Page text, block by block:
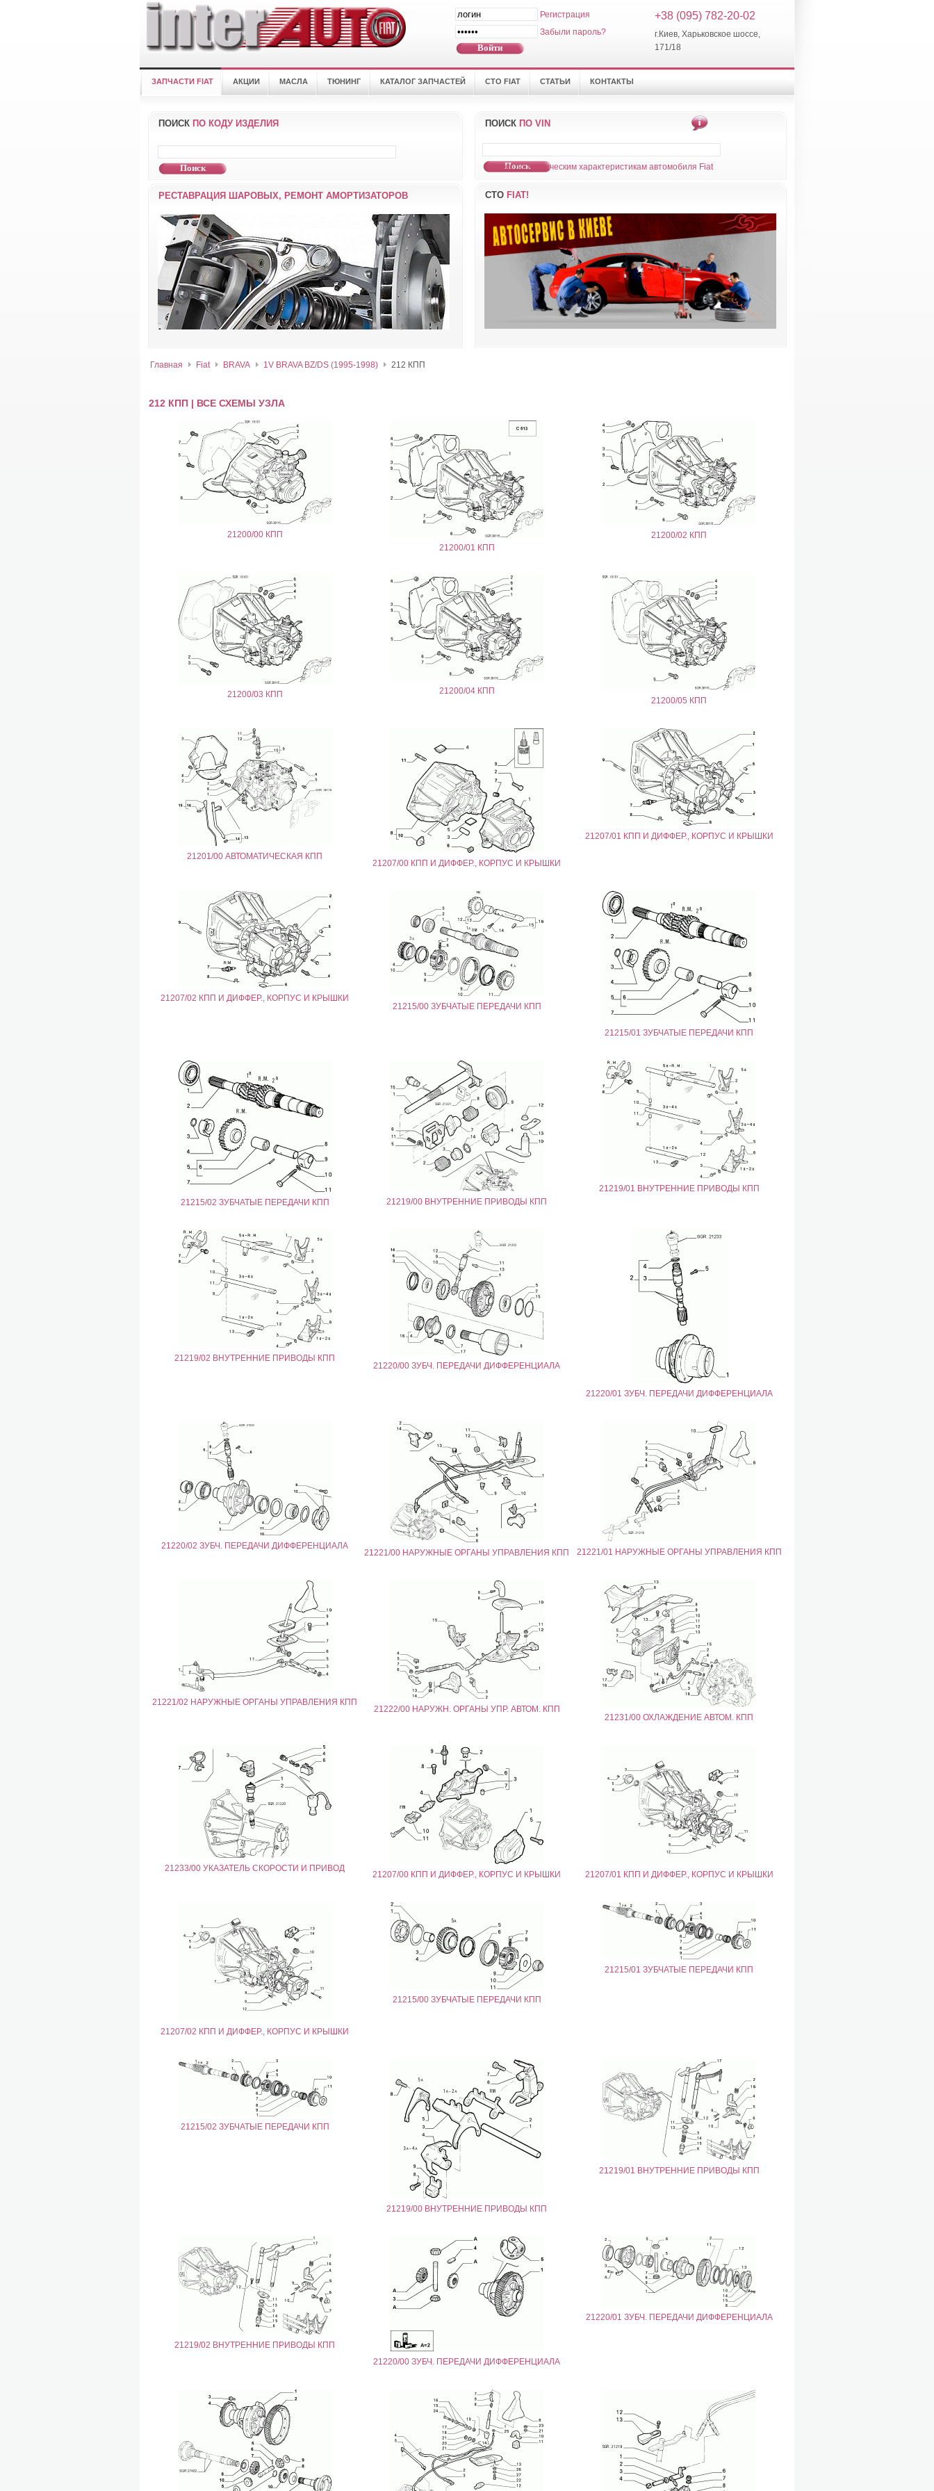
Регистрация
Забыли пароль?
+38 (095) 782-20-02
г.Киев, Харьковское шоссе,
171/18
ЗАПЧАСТИ FIAT АКЦИИ МАСЛА ТЮНИНГ КАТАЛОГ ЗАПЧАСТЕЙ СТО FIAT СТАТЬИ КОНТАКТЫ
ПОИСК ПО КОДУ ИЗДЕЛИЯ
РЕСТАВРАЦИЯ ШАРОВЫХ, РЕМОНТ АМОРТИЗАТОРОВ
ПОИСК ПО VIN
Поиск по техническим характеристикам автомобиля Fiat
СТО FIAT!
Главная Fiat BRAVA 1V BRAVA BZ/DS (1995-1998) 212 КПП
212 КПП | ВСЕ СХЕМЫ УЗЛА
21200/00 КПП
21200/01 КПП
21200/02 КПП
21200/03 КПП
21200/04 КПП
21200/05 КПП
21201/00 АВТОМАТИЧЕСКАЯ КПП
21207/00 КПП И ДИФФЕР., КОРПУС И КРЫШКИ
21207/01 КПП И ДИФФЕР., КОРПУС И КРЫШКИ
21207/02 КПП И ДИФФЕР., КОРПУС И КРЫШКИ
21215/00 ЗУБЧАТЫЕ ПЕРЕДАЧИ КПП
21215/01 ЗУБЧАТЫЕ ПЕРЕДАЧИ КПП
21215/02 ЗУБЧАТЫЕ ПЕРЕДАЧИ КПП 21219/00 ВНУТРЕННИЕ ПРИВОДЫ КПП
21219/01 ВНУТРЕННИЕ ПРИВОДЫ КПП
21219/02 ВНУТРЕННИЕ ПРИВОДЫ КПП
21220/00 ЗУБЧ. ПЕРЕДАЧИ ДИФФЕРЕНЦИАЛА
21220/01 ЗУБЧ. ПЕРЕДАЧИ ДИФФЕРЕНЦИАЛА
21220/02 ЗУБЧ. ПЕРЕДАЧИ ДИФФЕРЕНЦИАЛА
21221/00 НАРУЖНЫЕ ОРГАНЫ УПРАВЛЕНИЯ КПП 21221/01 НАРУЖНЫЕ ОРГАНЫ УПРАВЛЕНИЯ КПП
21221/02 НАРУЖНЫЕ ОРГАНЫ УПРАВЛЕНИЯ КПП
21222/00 НАРУЖН. ОРГАНЫ УПР. АВТОМ. КПП
21231/00 ОХЛАЖДЕНИЕ АВТОМ. КПП
21233/00 УКАЗАТЕЛЬ СКОРОСТИ И ПРИВОД
21207/00 КПП И ДИФФЕР., КОРПУС И КРЫШКИ 21207/01 КПП И ДИФФЕР., КОРПУС И КРЫШКИ
21207/02 КПП И ДИФФЕР., КОРПУС И КРЫШКИ
21215/00 ЗУБЧАТЫЕ ПЕРЕДАЧИ КПП
21215/01 ЗУБЧАТЫЕ ПЕРЕДАЧИ КПП
21215/02 ЗУБЧАТЫЕ ПЕРЕДАЧИ КПП
21219/00 ВНУТРЕННИЕ ПРИВОДЫ КПП
21219/01 ВНУТРЕННИЕ ПРИВОДЫ КПП
21219/02 ВНУТРЕННИЕ ПРИВОДЫ КПП
21220/00 ЗУБЧ. ПЕРЕДАЧИ ДИФФЕРЕНЦИАЛА
21220/01 ЗУБЧ. ПЕРЕДАЧИ ДИФФЕРЕНЦИАЛА